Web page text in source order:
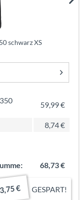
schwarz XS
59,99 €
8,74 €
68,73 €
€ GESPART!